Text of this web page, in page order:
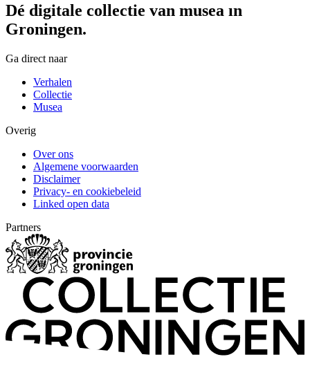
Dé digitale collectie van musea in
Groningen.
Ga direct naar
Verhalen
Collectie
Musea
Overig
Over ons
Algemene voorwaarden
Disclaimer
Privacy- en cookiebeleid
Linked open data
Partners